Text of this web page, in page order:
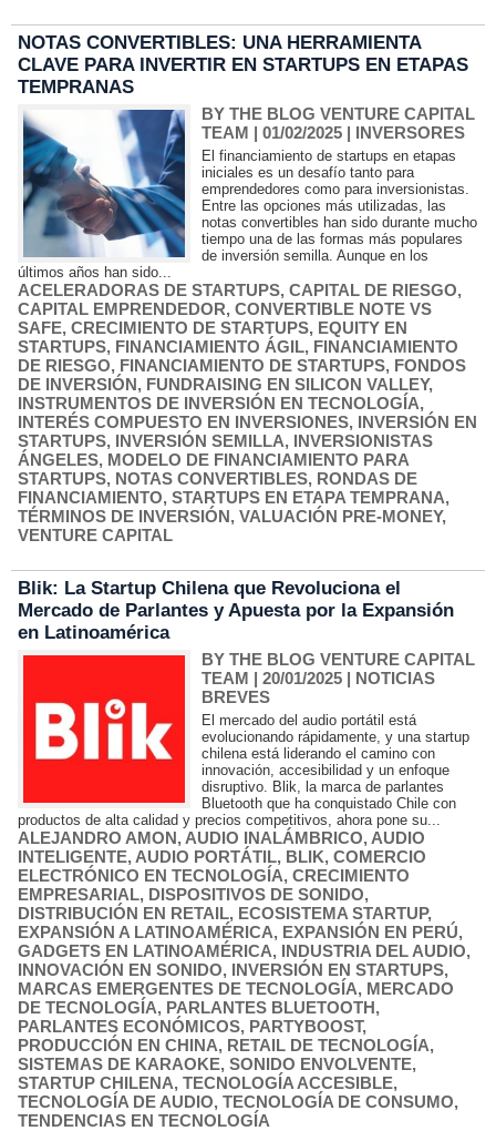
NOTAS CONVERTIBLES: UNA HERRAMIENTA
CLAVE PARA INVERTIR EN STARTUPS EN ETAPAS
TEMPRANAS
BY THE BLOG VENTURE CAPITAL
TEAM | 01/02/2025 | INVERSORES
El financiamiento de startups en etapas
iniciales es un desafío tanto para
emprendedores como para inversionistas.
Entre las opciones más utilizadas, las
notas convertibles han sido durante mucho
tiempo una de las formas más populares
de inversión semilla. Aunque en los
últimos años han sido...
ACELERADORAS DE STARTUPS, CAPITAL DE RIESGO,
CAPITAL EMPRENDEDOR, CONVERTIBLE NOTE VS
SAFE, CRECIMIENTO DE STARTUPS, EQUITY EN
STARTUPS, FINANCIAMIENTO ÁGIL, FINANCIAMIENTO
DE RIESGO, FINANCIAMIENTO DE STARTUPS, FONDOS
DE INVERSIÓN, FUNDRAISING EN SILICON VALLEY,
INSTRUMENTOS DE INVERSIÓN EN TECNOLOGÍA,
INTERÉS COMPUESTO EN INVERSIONES, INVERSIÓN EN
STARTUPS, INVERSIÓN SEMILLA, INVERSIONISTAS
ÁNGELES, MODELO DE FINANCIAMIENTO PARA
STARTUPS, NOTAS CONVERTIBLES, RONDAS DE
FINANCIAMIENTO, STARTUPS EN ETAPA TEMPRANA,
TÉRMINOS DE INVERSIÓN, VALUACIÓN PRE-MONEY,
VENTURE CAPITAL
Blik: La Startup Chilena que Revoluciona el
Mercado de Parlantes y Apuesta por la Expansión
en Latinoamérica
BY THE BLOG VENTURE CAPITAL
TEAM | 20/01/2025 | NOTICIAS
BREVES
El mercado del audio portátil está
evolucionando rápidamente, y una startup
chilena está liderando el camino con
innovación, accesibilidad y un enfoque
disruptivo. Blik, la marca de parlantes
Bluetooth que ha conquistado Chile con
productos de alta calidad y precios competitivos, ahora pone su...
ALEJANDRO AMON, AUDIO INALÁMBRICO, AUDIO
INTELIGENTE, AUDIO PORTÁTIL, BLIK, COMERCIO
ELECTRÓNICO EN TECNOLOGÍA, CRECIMIENTO
EMPRESARIAL, DISPOSITIVOS DE SONIDO,
DISTRIBUCIÓN EN RETAIL, ECOSISTEMA STARTUP,
EXPANSIÓN A LATINOAMÉRICA, EXPANSIÓN EN PERÚ,
GADGETS EN LATINOAMÉRICA, INDUSTRIA DEL AUDIO,
INNOVACIÓN EN SONIDO, INVERSIÓN EN STARTUPS,
MARCAS EMERGENTES DE TECNOLOGÍA, MERCADO
DE TECNOLOGÍA, PARLANTES BLUETOOTH,
PARLANTES ECONÓMICOS, PARTYBOOST,
PRODUCCIÓN EN CHINA, RETAIL DE TECNOLOGÍA,
SISTEMAS DE KARAOKE, SONIDO ENVOLVENTE,
STARTUP CHILENA, TECNOLOGÍA ACCESIBLE,
TECNOLOGÍA DE AUDIO, TECNOLOGÍA DE CONSUMO,
TENDENCIAS EN TECNOLOGÍA